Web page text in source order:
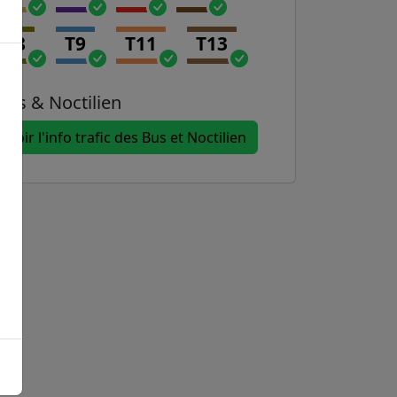
T8 T9 T11 T13
Bus & Noctilien
Voir l'info trafic des Bus et Noctilien